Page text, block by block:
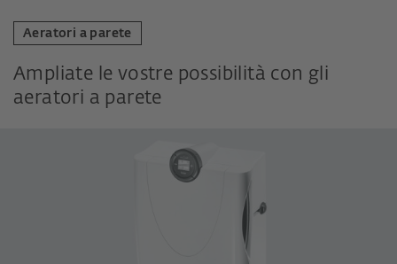
Aeratori a parete
Ampliate le vostre possibilità con gli
aeratori a parete